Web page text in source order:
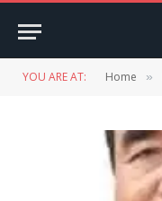
YOU ARE AT: Home »